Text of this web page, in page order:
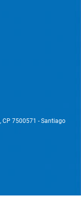
, CP 7500571 - Santiago